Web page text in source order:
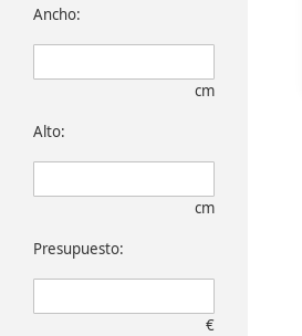
Ancho:
cm
Alto:
cm
Presupuesto:
€